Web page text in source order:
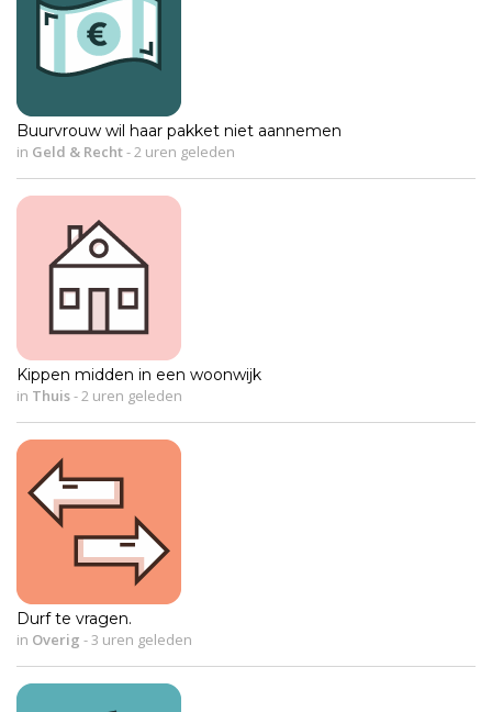
Buurvrouw wil haar pakket niet aannemen
in Geld & Recht-2 uren geleden
Kippen midden in een woonwijk
in Thuis-2 uren geleden
Durf te vragen.
in Overig -3 uren geleden